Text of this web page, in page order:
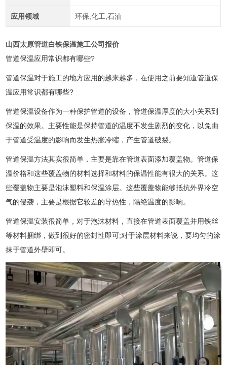
应用领域 环保,化工,石油
山西太原管道白铁保温施工公司报价
管道保温应用常识都有哪些?
管道保温对于施工的地方应用的越来越多，在使用之前要知道管道保
温应用常识都有哪些?
管道保温设备作为一种保护管道的设备，管道保温厚度的大小关系到
保温的效果。主要性能是保持管道的温度不发生剧烈的变化，以免由
于管道受温度的影响而发生热胀冷缩，产生管道破裂。
管道保温方法其实很简单，主要是靠在管道表面添加覆盖物。管道保
温价格和这些覆盖物的材料选择和材料的保温性能有很大的关系。这
些覆盖物主要是泡沫塑料和保温涂层。这些覆盖物能够抵抗外界冷空
气的侵袭，主要是根据它较差的导热性，隔绝温度的影响。
管道保温安装很简单，对于泡沫材料，直接在管道表面覆盖并用铁丝
等材料捆绑，做到很好的密封性即可;对于涂层材料来说，要均匀的涂
抹于管道外壁即可。